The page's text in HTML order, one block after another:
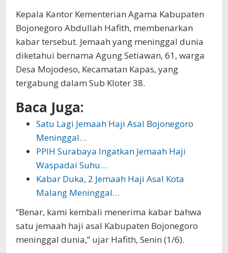
Kepala Kantor Kementerian Agama Kabupaten
Bojonegoro Abdullah Hafith, membenarkan
kabar tersebut. Jemaah yang meninggal dunia
diketahui bernama Agung Setiawan, 61, warga
Desa Mojodeso, Kecamatan Kapas, yang
tergabung dalam Sub Kloter 38.
Baca Juga:
Satu Lagi Jemaah Haji Asal Bojonegoro
Meninggal…
PPIH Surabaya Ingatkan Jemaah Haji
Waspadai Suhu…
Kabar Duka, 2 Jemaah Haji Asal Kota
Malang Meninggal…
“Benar, kami kembali menerima kabar bahwa
satu jemaah haji asal Kabupaten Bojonegoro
meninggal dunia,” ujar Hafith, Senin (1/6).